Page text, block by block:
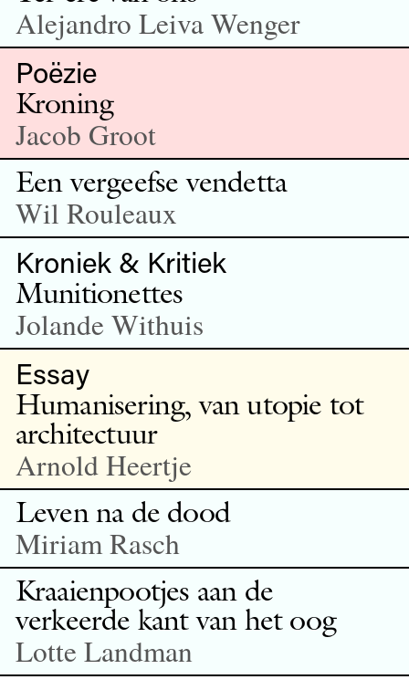
Alejandro Leiva Wenger
Poëzie
Kroning
Jacob Groot
Een vergeefse vendetta
Wil Rouleaux
Kroniek & Kritiek
Munitionettes
Jolande Withuis
Essay
Humanisering, van utopie tot
architectuur
Arnold Heertje
Leven na de dood
Miriam Rasch
Kraaienpootjes aan de
verkeerde kant van het oog
Lotte Landman